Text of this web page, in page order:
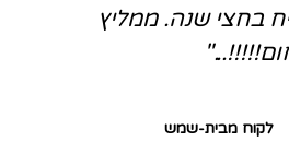
בחצי שנה. ממליץ
לקוח מבית-שמש